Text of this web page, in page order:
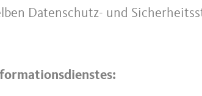
Datenschutz- und